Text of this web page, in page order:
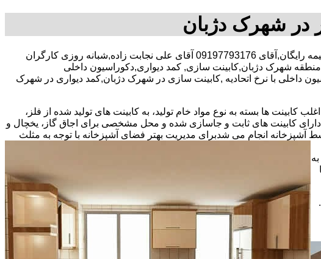
در شهرک دژبان
30 در صد تخفیف بیمه رایگان,آقای 09197793176 آقای علی نجابت زاده,شبانه روزی کارگران
منطقه شهرک دژبان,کابینت سازی, کمد دیواری,دکوراسیون داخلی
داخلی با نرخ اتحادیه ,کابینت سازی در شهرک دژبان,کمد دیواری در شهرک
ها بسته به نوع مواد خام تولید، به کابینت های تولید شده از فلز،
کابینت های ثابت و جاسازی شده و محل مشخصی برای اجاق گاز، یخچال و
آشپزخانه انجام می شدبرای مدیریت بهتر فضای آشپزخانه با توجه به مثلث